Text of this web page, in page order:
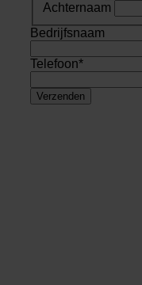
Achternaam
Bedrijfsnaam
Telefoon*